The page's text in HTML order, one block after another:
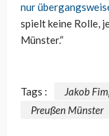
nur
spielt keine Rolle,
Münster.“
Tags : Jakob
Preußen Münster